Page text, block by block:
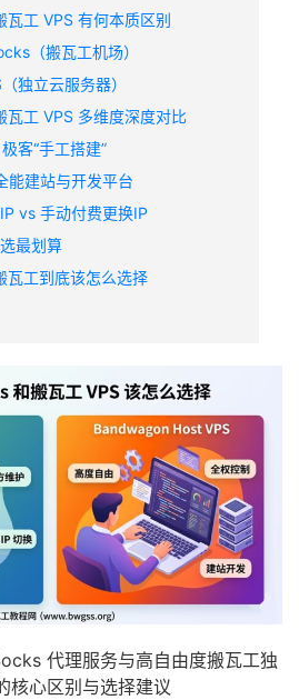
工 VPS 有何本质区别
（搬瓦工机场）
独立云服务器）
工 VPS 多维度深度对比
客“手工搭建”
能建站与开发平台
vs 手动付费更换IP
最划算
工到底该怎么选择
代理服务与高自由度搬瓦工独
核心区别与选择建议